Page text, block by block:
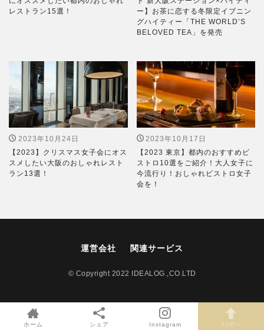
レストラン15選！
ー】お茶に恋する冬限定イブニン
グハイティー「THE WORLD’S
BELOVED TEA」を発売
2023年10月24日
【2023】クリスマス女子会にオス
スメしたい大阪のおしゃれレスト
ラン13選！
2023年10月17日
【2023 東京】都内のおすすめビ
ストロ10選をご紹介！大人女子に
今流行り！おしゃれビストロ女子
会を！
運営会社 関連サービス
© Copyright 2022 IDEALOG.,CO.LTD
ホーム シェア Instagram TOPへ